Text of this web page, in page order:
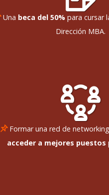
Una beca del 50%para cursar
Dirección MBA.
Formar una red de
acceder a mejores puestos